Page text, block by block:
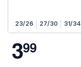
23/26 27/30 31/34
399